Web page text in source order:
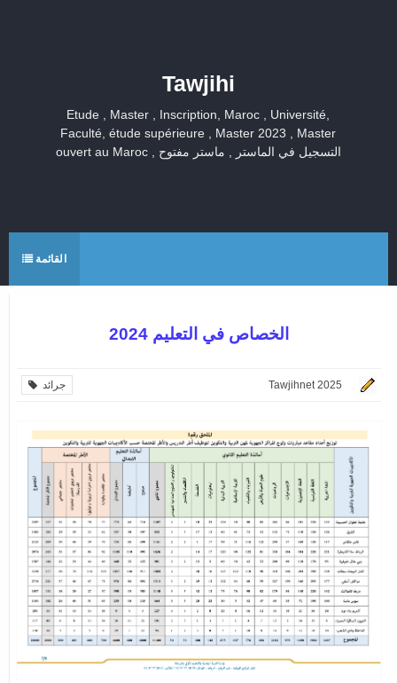
Tawjihi
Etude , Master , Inscription, Maroc , Université,
Faculté, étude supérieure , Master 2023 , Master
ouvert au Maroc , التسجيل في الماستر , ماستر مفتوح
القائمة
الخصاص في التعليم 2024
Tawjihnet 2025 جرائد